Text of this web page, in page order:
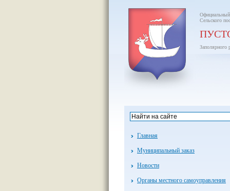
Официальный
Сельского
Заполярного
Главная
Муниципальный заказ
Новости
Органы местного самоуправления